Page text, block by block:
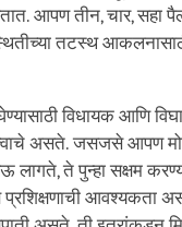
आपण तीन, चार, सहा
तटस्थ
विधायक आणि
असते. जसजसे आपण
लागते, ते पुन्हा सक्षम
आवश्यकता